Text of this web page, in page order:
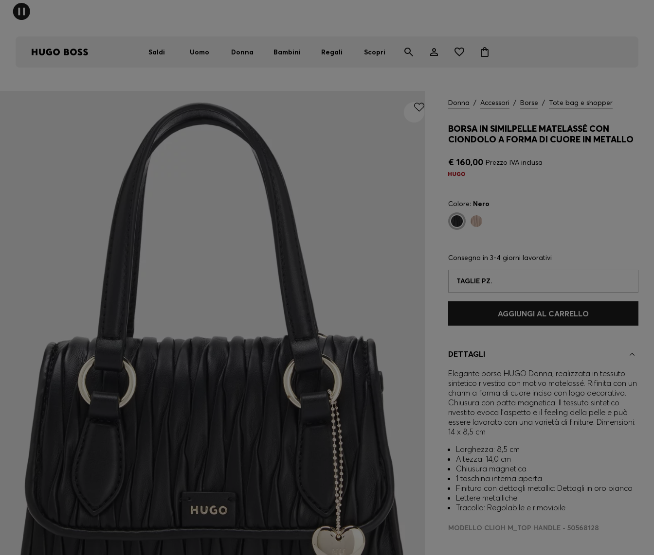
Saldi Uomo Donna Bambini Regali Scopri
Donna / Accessori / Borse / Tote bag e shopper
BORSA IN SIMILPELLE MATELASSÉ CON
CIONDOLO A FORMA DI CUORE IN METALLO
€ 160,00 Prezzo IVA inclusa
Colore: Nero
Consegna in 3-4 giorni lavorativi
TAGLIE PZ.
AGGIUNGI AL CARRELLO
DETTAGLI
Elegante borsa HUGO Donna, realizzata in tessuto
sintetico rivestito con motivo matelassé. Rifinita con un
charm a forma di cuore inciso con logo decorativo.
Chiusura con patta magnetica. Il tessuto sintetico
rivestito evoca l’aspetto e il feeling della pelle e può
essere lavorato con una varietà di finiture. Dimensioni:
14 x 8,5 cm
Larghezza: 8,5 cm
Altezza: 14,0 cm
Chiusura magnetica
1 taschina interna aperta
Finitura con dettagli metallic: Dettagli in oro bianco
Lettere metalliche
Tracolla: Regolabile e rimovibile
MODELLO CLIOH M_TOP HANDLE - 50568128